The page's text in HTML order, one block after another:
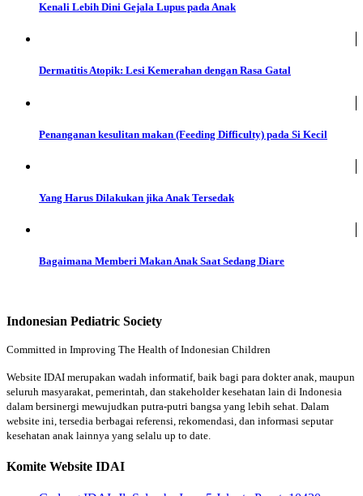
Kenali Lebih Dini Gejala Lupus pada Anak
Dermatitis Atopik: Lesi Kemerahan dengan Rasa Gatal
Penanganan kesulitan makan (Feeding Difficulty) pada Si Kecil
Yang Harus Dilakukan jika Anak Tersedak
Bagaimana Memberi Makan Anak Saat Sedang Diare
Indonesian Pediatric Society
Committed in Improving The Health of Indonesian Children
Website IDAI merupakan wadah informatif, baik bagi para dokter anak, maupun
seluruh masyarakat, pemerintah, dan stakeholder kesehatan lain di Indonesia
dalam bersinergi mewujudkan putra-putri bangsa yang lebih sehat. Dalam
website ini, tersedia berbagai referensi, rekomendasi, dan informasi seputar
kesehatan anak lainnya yang selalu up to date.
Komite Website IDAI